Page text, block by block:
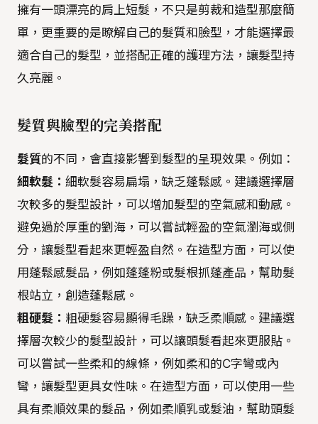
擁有一頭漂亮的肩上短髮，不只是剪裁和造型那麼簡
單，更重要的是瞭解自己的髮質和臉型，才能選擇最
適合自己的髮型，並搭配正確的護理方法，讓髮型持
久亮麗。
髮質與臉型的完美搭配
髮質的不同，會直接影響到髮型的呈現效果。例如：
細軟髮： 細軟髮容易扁塌，缺乏蓬鬆感。建議選擇層
次較多的髮型設計，可以增加髮型的空氣感和動感。
避免過於厚重的劉海，可以嘗試輕盈的空氣瀏海或側
分，讓髮型看起來更輕盈自然。在造型方面，可以使
用蓬鬆感髮品，例如蓬蓬粉或髮根抓蓬產品，幫助髮
根站立，創造蓬鬆感。
粗硬髮： 粗硬髮容易顯得毛躁，缺乏柔順感。建議選
擇層次較少的髮型設計，可以讓頭髮看起來更服貼。
可以嘗試一些柔和的線條，例如柔和的C字彎或內
彎，讓髮型更具女性味。在造型方面，可以使用一些
具有柔順效果的髮品，例如柔順乳或髮油，幫助頭髮